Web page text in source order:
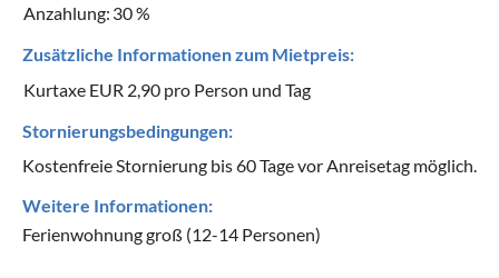
Anzahlung: 30 %
Zusätzliche Informationen zum Mietpreis:
Kurtaxe EUR 2,90 pro Person und Tag
Stornierungsbedingungen:
Kostenfreie Stornierung bis 60 Tage vor Anreisetag möglich.
Weitere Informationen:
Ferienwohnung groß (12-14 Personen)